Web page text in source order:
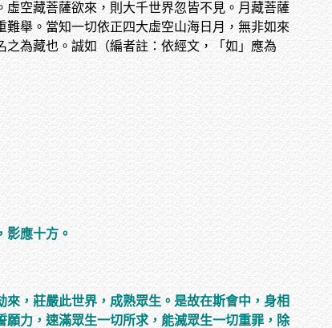
空藏菩薩欲來，則大千世界忽皆不見。月藏菩薩
舉。當知一切依正四大虛空山海日月，無非如來
為藏也。誠如（編者註：依經文，「如」應為
影應十方。
，莊嚴此世界，成熟眾生。是故在斯會中，身相
力，速滿眾生一切所求，能滅眾生一切重罪，除